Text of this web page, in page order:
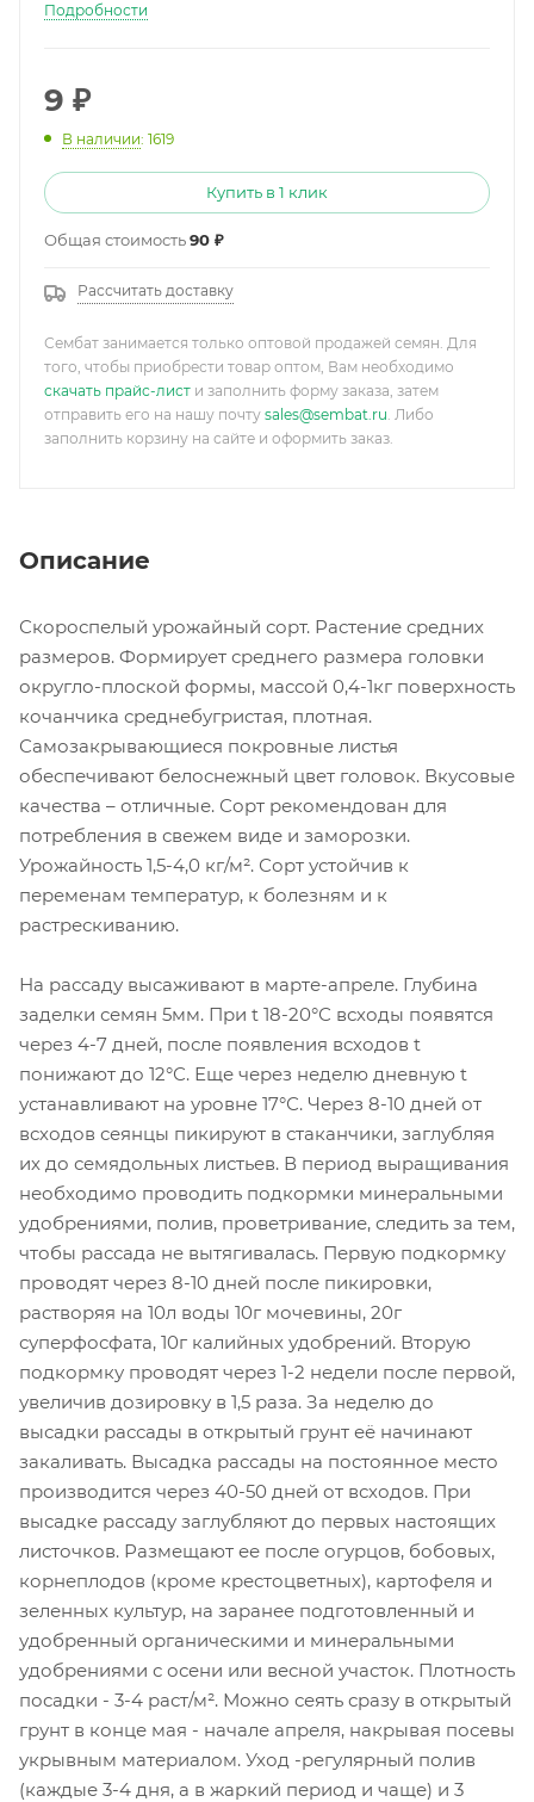
Подробности
9 ₽
В наличии: 1619
Купить в 1 клик
Общая стоимость90 ₽
Рассчитать доставку
Сембат занимается только оптовой продажей семян. Для
того, чтобы приобрести товар оптом, Вам необходимо
скачать прайс-лист и заполнить форму заказа, затем
отправить его на нашу почту sales@sembat.ru. Либо
заполнить корзину на сайте и оформить заказ.
Описание
Скороспелый урожайный сорт. Растение средних
размеров. Формирует среднего размера головки
округло-плоской формы, массой 0,4-1кг поверхность
кочанчика среднебугристая, плотная.
Самозакрывающиеся покровные листья
обеспечивают белоснежный цвет головок. Вкусовые
качества – отличные. Сорт рекомендован для
потребления в свежем виде и заморозки.
Урожайность 1,5-4,0 кг/м². Сорт устойчив к
переменам температур, к болезням и к
растрескиванию.
На рассаду высаживают в марте-апреле. Глубина
заделки семян 5мм. При t 18-20°С всходы появятся
через 4-7 дней, после появления всходов t
понижают до 12°С. Еще через неделю дневную t
устанавливают на уровне 17°С. Через 8-10 дней от
всходов сеянцы пикируют в стаканчики, заглубляя
их до семядольных листьев. В период выращивания
необходимо проводить подкормки минеральными
удобрениями, полив, проветривание, следить за тем,
чтобы рассада не вытягивалась. Первую подкормку
проводят через 8-10 дней после пикировки,
растворяя на 10л воды 10г мочевины, 20г
суперфосфата, 10г калийных удобрений. Вторую
подкормку проводят через 1-2 недели после первой,
увеличив дозировку в 1,5 раза. За неделю до
высадки рассады в открытый грунт её начинают
закаливать. Высадка рассады на постоянное место
производится через 40-50 дней от всходов. При
высадке рассаду заглубляют до первых настоящих
листочков. Размещают ее после огурцов, бобовых,
корнеплодов (кроме крестоцветных), картофеля и
зеленных культур, на заранее подготовленный и
удобренный органическими и минеральными
удобрениями с осени или весной участок. Плотность
посадки - 3-4 раст/м². Можно сеять сразу в открытый
грунт в конце мая - начале апреля, накрывая посевы
укрывным материалом. Уход -регулярный полив
(каждые 3-4 дня, а в жаркий период и чаще) и 3